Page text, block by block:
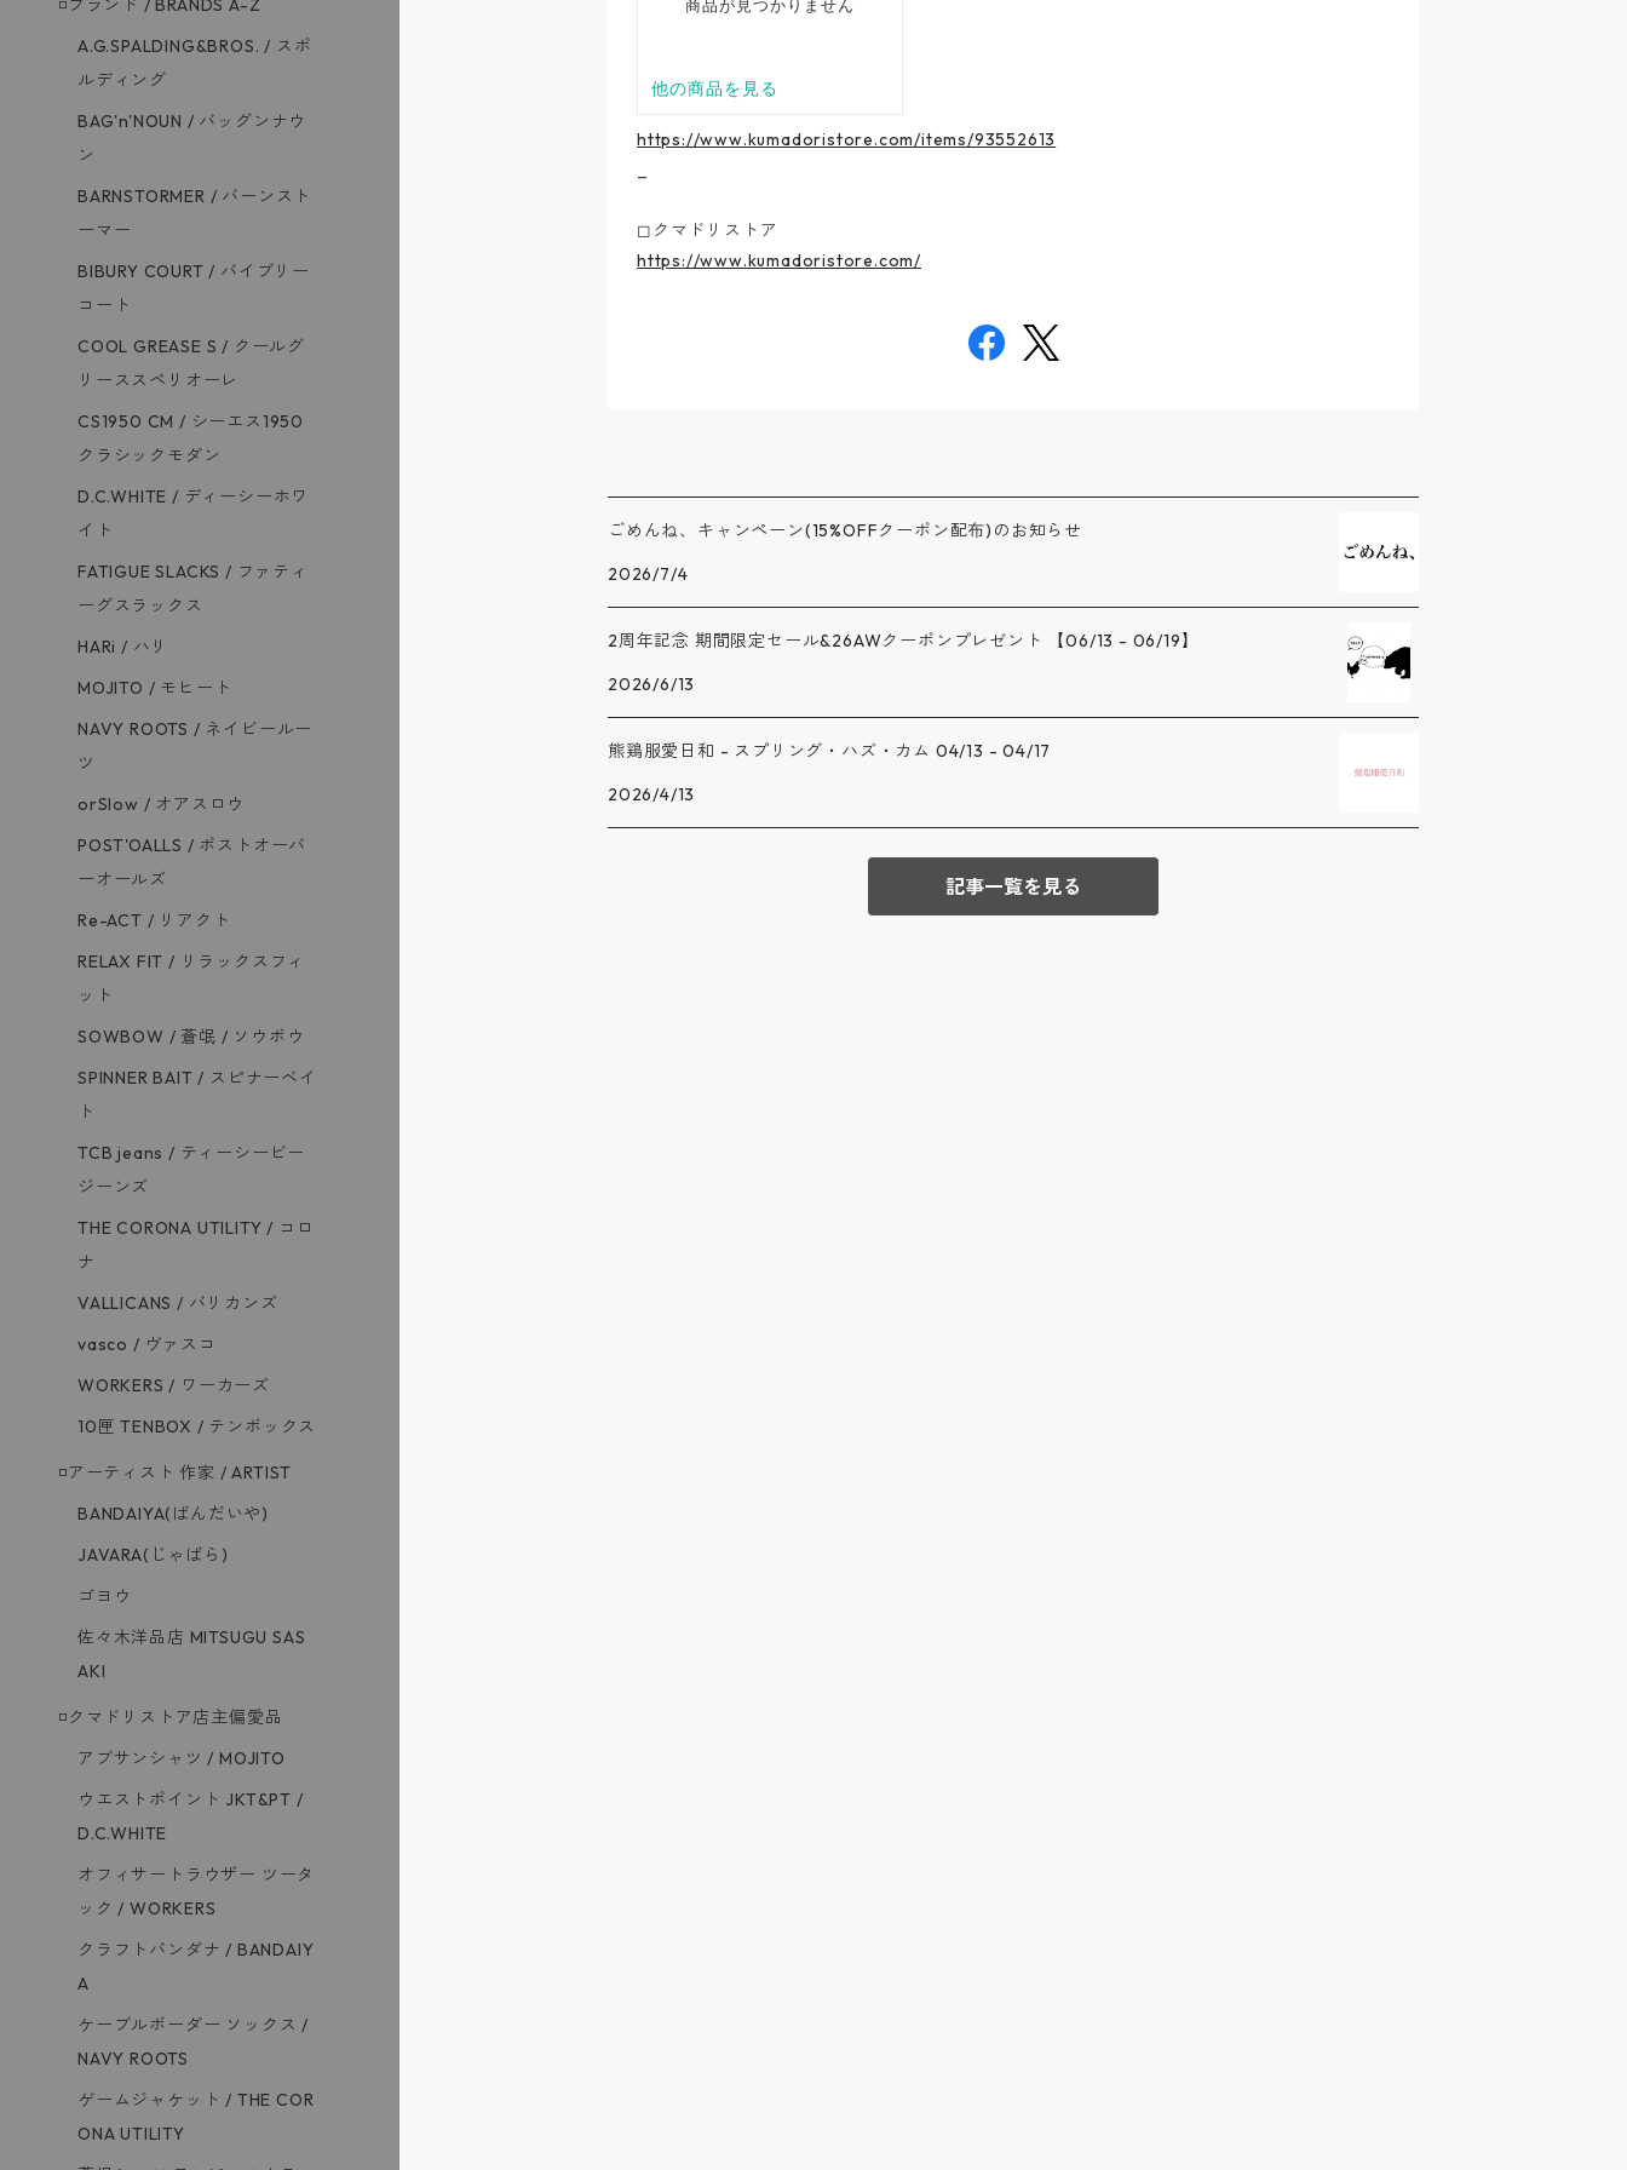
https://www.kumadoristore.com/items/93552613
◻︎クマドリストア
https://www.kumadoristore.com/
ごめんね、キャンペーン(15%OFFクーポン配布)のお知らせ
2026/7/4
2周年記念 期間限定セール&26AWクーポンプレゼント 【06/13 - 06/19】
2026/6/13
熊鶏服愛日和 - スプリング・ハズ・カム 04/13 - 04/17
2026/4/13
記事一覧を見る
◽️ブランド / BRANDS A-Z
A.G.SPALDING&BROS. / スポ
ルディング
BAG'n'NOUN / バッグンナウ
ン
BARNSTORMER / バーンスト
ーマー
BIBURY COURT / バイブリー
コート
COOL GREASE S / クールグ
リーススペリオーレ
CS1950 CM / シーエス1950
クラシックモダン
D.C.WHITE / ディーシーホワ
イト
FATIGUE SLACKS / ファティ
ーグスラックス
HARi / ハリ
MOJITO / モヒート
NAVY ROOTS / ネイビールー
ツ
orSlow / オアスロウ
POST'OALLS / ポストオーバ
ーオールズ
Re-ACT / リアクト
RELAX FIT / リラックスフィ
ット
SOWBOW / 蒼氓 / ソウボウ
SPINNER BAIT / スピナーベイ
ト
TCB jeans / ティーシービー
ジーンズ
THE CORONA UTILITY / コロ
ナ
VALLICANS / バリカンズ
vasco / ヴァスコ
WORKERS / ワーカーズ
10匣 TENBOX / テンボックス
◽️アーティスト 作家 / ARTIST
BANDAIYA(ばんだいや)
JAVARA(じゃばら)
ゴヨウ
佐々木洋品店 MITSUGU SAS
AKI
◽️クマドリストア店主偏愛品
アブサンシャツ / MOJITO
ウエストポイント JKT&PT /
D.C.WHITE
オフィサートラウザー ツータ
ック / WORKERS
クラフトバンダナ / BANDAIY
A
ケーブルボーダー ソックス /
NAVY ROOTS
ゲームジャケット / THE COR
ONA UTILITY